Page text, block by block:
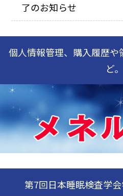
了のお知らせ
個人情報管理、購入履歴
ど。
第7回日本睡眠検査学